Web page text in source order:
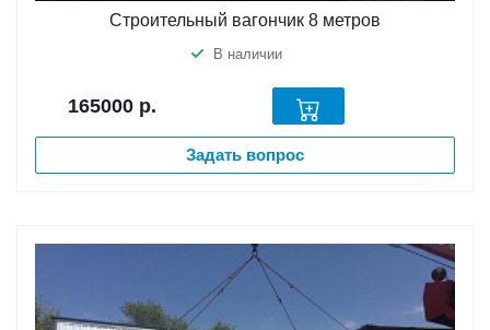
Строительный вагончик 8 метров
В наличии
165000 р.
Задать вопрос